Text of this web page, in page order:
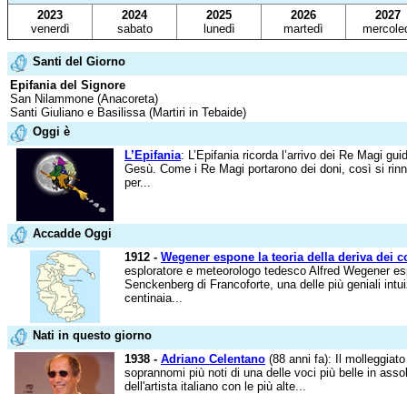
2023
venerdì
2024
sabato
2025
lunedì
2026
martedì
2027
Santi del Giorno
Epifania del Signore
San Nilammone (Anacoreta)
Santi Giuliano e Basilissa (Martiri in Tebaide)
Oggi è
L’Epifania: L’Epifania ricorda l’arrivo dei Re Magi
Gesù. Come i Re Magi portarono dei doni, così si
per...
Accadde Oggi
1912 - Wegener espone la teoria della deriva dei
esploratore e meteorologo tedesco Alfred Wegener
Senckenberg di Francoforte, una delle più geniali
centinaia...
Nati in questo giorno
1938 - Adriano Celentano (88 anni fa): Il
soprannomi più noti di una delle voci più belle in
dell'artista italiano con le più alte...